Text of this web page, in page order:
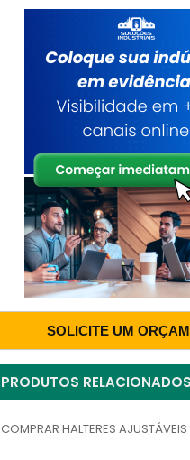
SOLICITE UM
PRODUTOS RELACIONADOS
COMPRAR HALTERES AJUSTÁVEIS